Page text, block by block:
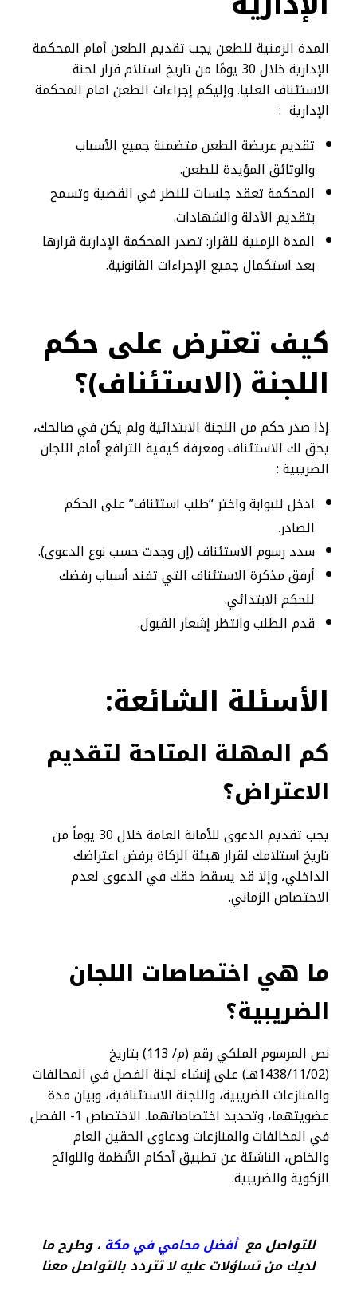
المدة الزمنية للطعن يجب تقديم الطعن أمام المحكمة
الإدارية خلال 30 يومًا من تاريخ استلام قرار لجنة
الاستئناف العليا. وإليكم إجراءات الطعن امام المحكمة
الإدارية :
تقديم عريضة الطعن متضمنة جميع الأسباب
والوثائق المؤيدة للطعن.
المحكمة تعقد جلسات للنظر في القضية وتسمح
بتقديم الأدلة والشهادات.
المدة الزمنية للقرار: تصدر المحكمة الإدارية قرارها
بعد استكمال جميع الإجراءات القانونية.
كيف تعترض على حكم
اللجنة (الاستئناف)؟
إذا صدر حكم من اللجنة الابتدائية ولم يكن في صالحك،
يحق لك الاستئناف ومعرفة كيفية الترافع أمام اللجان
الضريبية :
ادخل للبوابة واختر “طلب استئناف” على الحكم
الصادر.
سدد رسوم الاستئناف (إن وجدت حسب نوع الدعوى).
أرفق مذكرة الاستئناف التي تفند أسباب رفضك
للحكم الابتدائي.
قدم الطلب وانتظر إشعار القبول.
الأسئلة الشائعة:
كم المهلة المتاحة لتقديم
الاعتراض؟
يجب تقديم الدعوى للأمانة العامة خلال 30 يوماً من
تاريخ استلامك لقرار هيئة الزكاة برفض اعتراضك
الداخلي، وإلا قد يسقط حقك في الدعوى لعدم
الاختصاص الزماني.
ما هي اختصاصات اللجان
الضريبية؟
نص المرسوم الملكي رقم (م/ 113) بتاريخ
(1438/11/02هـ) على إنشاء لجنة الفصل في المخالفات
والمنازعات الضريبية، واللجنة الاستئنافية، وبيان مدة
عضويتهما، وتحديد اختصاصاتهما. الاختصاص​ 1- الفصل
في المخالفات والمنازعات ودعاوى الحقين العام
والخاص، الناشئة عن تطبيق أحكام الأنظمة واللوائح
الزكوية والضريبية.
للتواصل معأفضل محامي في مكة ، وطرح ما
لديك من تساؤلات عليه لا تتردد بالتواصل معنا